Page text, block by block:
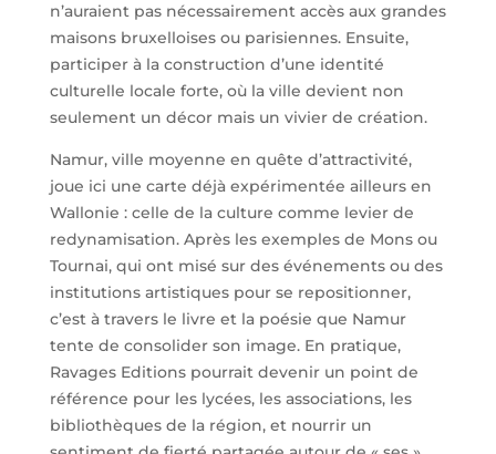
n’auraient pas nécessairement accès aux grandes
maisons bruxelloises ou parisiennes. Ensuite,
participer à la construction d’une identité
culturelle locale forte, où la ville devient non
seulement un décor mais un vivier de création.
Namur, ville moyenne en quête d’attractivité,
joue ici une carte déjà expérimentée ailleurs en
Wallonie : celle de la culture comme levier de
redynamisation. Après les exemples de Mons ou
Tournai, qui ont misé sur des événements ou des
institutions artistiques pour se repositionner,
c’est à travers le livre et la poésie que Namur
tente de consolider son image. En pratique,
Ravages Editions pourrait devenir un point de
référence pour les lycées, les associations, les
bibliothèques de la région, et nourrir un